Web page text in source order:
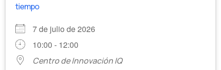
tiempo
7 de julio de 2026
10:00 - 12:00
Centro de Innovación IQ